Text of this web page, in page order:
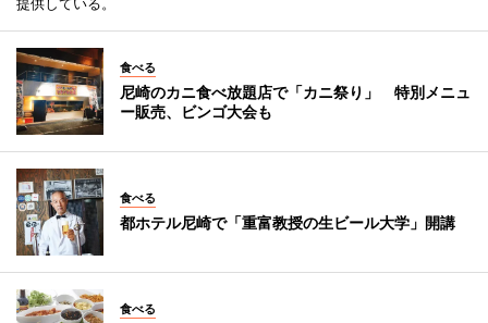
食べる
尼崎のカニ食べ放題店で「カニ祭り」 特別メニュ
ー販売、ビンゴ大会も
食べる
都ホテル尼崎で「重富教授の生ビール大学」開講
食べる